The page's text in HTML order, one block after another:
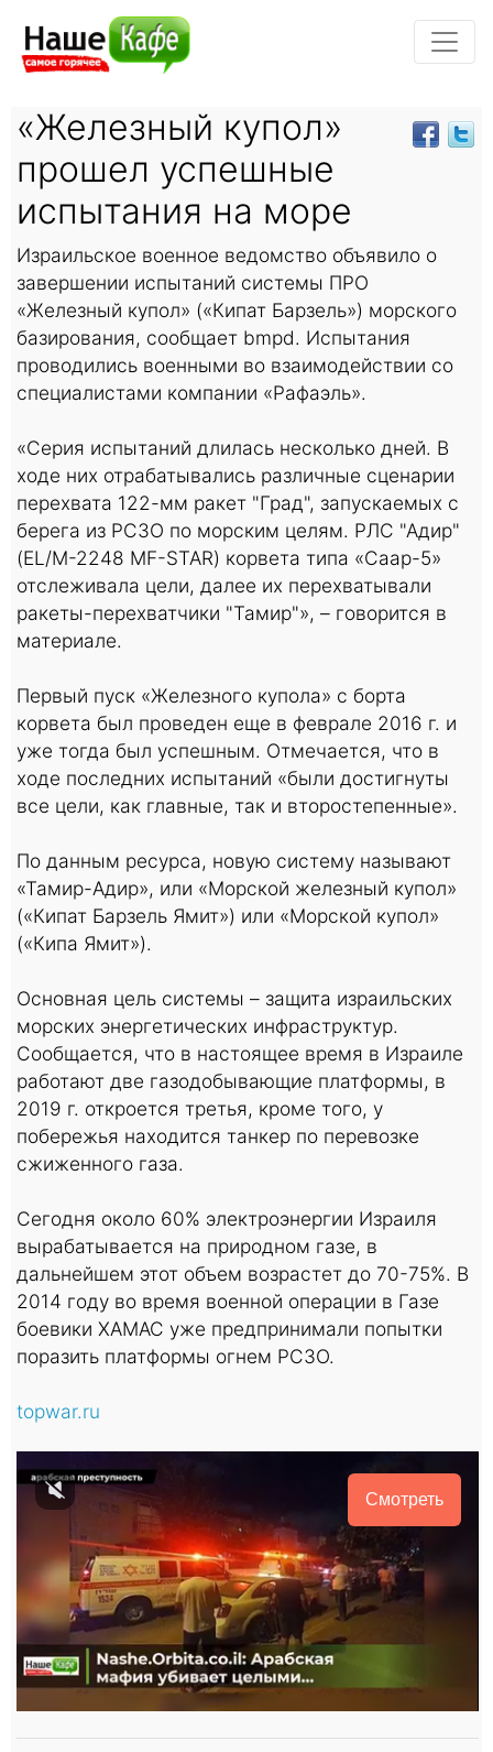
«Железный купол»
прошел успешные
испытания на море
Израильское военное ведомство объявило о
завершении испытаний системы ПРО
«Железный купол» («Кипат Барзель») морского
базирования, сообщает bmpd. Испытания
проводились военными во взаимодействии со
специалистами компании «Рафаэль».
«Серия испытаний длилась несколько дней. В
ходе них отрабатывались различные сценарии
перехвата 122-мм ракет "Град", запускаемых с
берега из РСЗО по морским целям. РЛС "Адир"
(EL/M-2248 MF-STAR) корвета типа «Саар-5»
отслеживала цели, далее их перехватывали
ракеты-перехватчики "Тамир"», – говорится в
материале.
Первый пуск «Железного купола» с борта
корвета был проведен еще в феврале 2016 г. и
уже тогда был успешным. Отмечается, что в
ходе последних испытаний «были достигнуты
все цели, как главные, так и второстепенные».
По данным ресурса, новую систему называют
«Тамир-Адир», или «Морской железный купол»
(«Кипат Барзель Ямит») или «Морской купол»
(«Кипа Ямит»).
Основная цель системы – защита израильских
морских энергетических инфраструктур.
Сообщается, что в настоящее время в Израиле
работают две газодобывающие платформы, в
2019 г. откроется третья, кроме того, у
побережья находится танкер по перевозке
сжиженного газа.
Сегодня около 60% электроэнергии Израиля
вырабатывается на природном газе, в
дальнейшем этот объем возрастет до 70-75%. В
2014 году во время военной операции в Газе
боевики ХАМАС уже предпринимали попытки
поразить платформы огнем РСЗО.
topwar.ru
Смотреть